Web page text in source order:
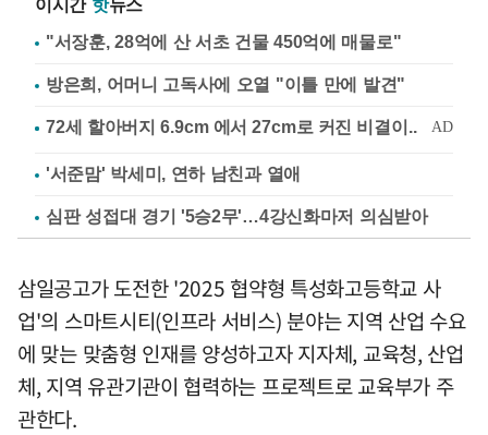
이시간 핫뉴스
"서장훈, 28억에 산 서초 건물 450억에 매물로"
방은희, 어머니 고독사에 오열 "이틀 만에 발견"
'서준맘' 박세미, 연하 남친과 열애
심판 성접대 경기 '5승2무'…4강신화마저 의심받아
삼일공고가 도전한 '2025 협약형 특성화고등학교 사
업'의 스마트시티(인프라 서비스) 분야는 지역 산업 수요
에 맞는 맞춤형 인재를 양성하고자 지자체, 교육청, 산업
체, 지역 유관기관이 협력하는 프로젝트로 교육부가 주
관한다.